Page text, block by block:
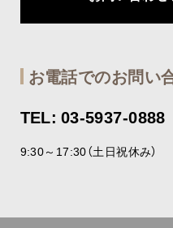
お電話でのお問い
TEL: 03-5937-0888
9:30～17:30（土日祝休み）